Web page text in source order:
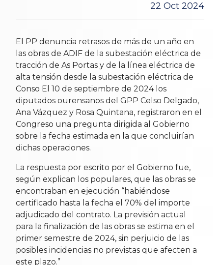
22 Oct 2024
El PP denuncia retrasos de más de un año en
las obras de ADIF de la subestación eléctrica de
tracción de As Portas y de la línea eléctrica de
alta tensión desde la subestación eléctrica de
Conso El 10 de septiembre de 2024 los
diputados ourensanos del GPP Celso Delgado,
Ana Vázquez y Rosa Quintana, registraron en el
Congreso una pregunta dirigida al Gobierno
sobre la fecha estimada en la que concluirían
dichas operaciones.
La respuesta por escrito por el Gobierno fue,
según explican los populares, que las obras se
encontraban en ejecución “habiéndose
certificado hasta la fecha el 70% del importe
adjudicado del contrato. La previsión actual
para la finalización de las obras se estima en el
primer semestre de 2024, sin perjuicio de las
posibles incidencias no previstas que afecten a
este plazo.”